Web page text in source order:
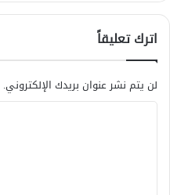
اترك تعليقاً
لن يتم نشر عنوان بريدك الإلكتروني.